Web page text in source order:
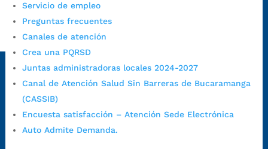
Servicio de empleo
Preguntas frecuentes
Canales de atención
Crea una PQRSD
Juntas administradoras locales 2024-2027
Canal de Atención Salud Sin Barreras de Bucaramanga
(CASSIB)
Encuesta satisfacción – Atención Sede Electrónica
Auto Admite Demanda.
PrensaBucaramanga
Autorización de Tratamiento de Datos Personales
de Tratamiento de Datos Personales|Política web y
condiciones de uso| Política editorial |Plan de
comunicaciones
de Seguridad de la Información
| Uso y monitoreo pagina